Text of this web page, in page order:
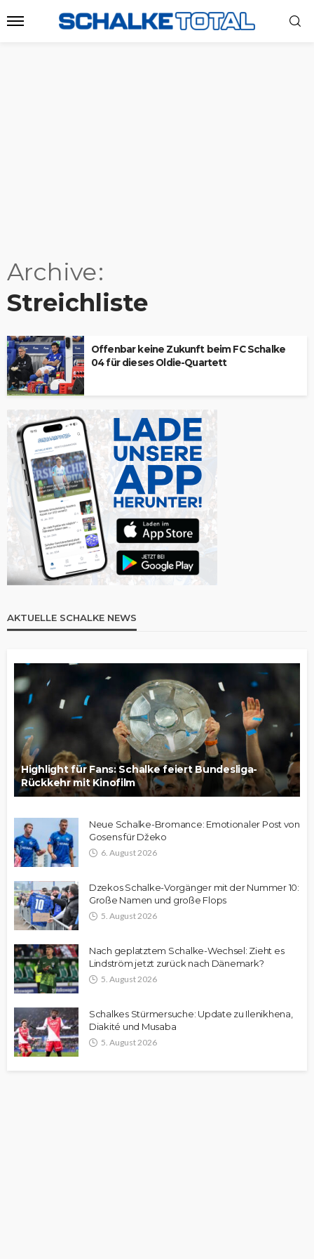
Archive
Streichliste
Offenbar keine Zukunft beim FC Schalke
04 für dieses Oldie-Quartett
AKTUELLE SCHALKE NEWS
Highlight für Fans: Schalke feiert Bundesliga-
Rückkehr mit Kinofilm
Neue Schalke-Bromance: Emotionaler Post von
Gosens für Džeko
6. August 2026
Dzekos Schalke-Vorgänger mit der Nummer 10:
Große Namen und große Flops
5. August 2026
Nach geplatztem Schalke-Wechsel: Zieht es
Lindström jetzt zurück nach Dänemark?
5. August 2026
Schalkes Stürmersuche: Update zu Ilenikhena,
Diakité und Musaba
5. August 2026